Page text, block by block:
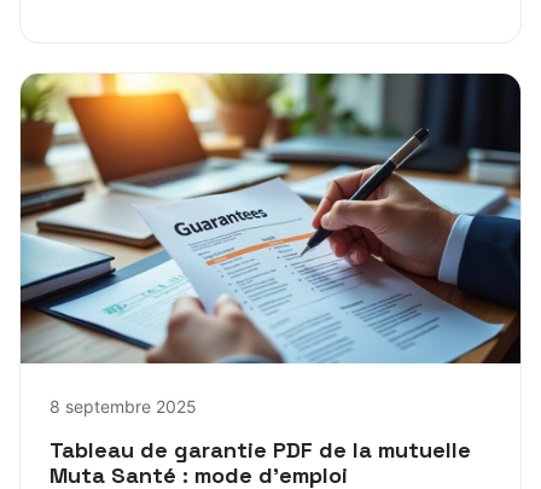
8 septembre 2025
Tableau de garantie PDF de la mutuelle
Muta Santé : mode d’emploi